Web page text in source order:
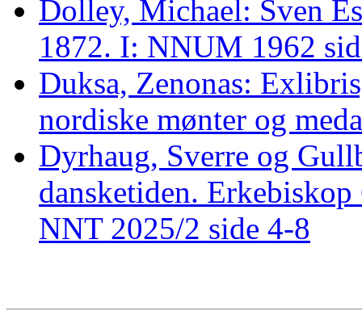
Dolley, Michael: Sven
1872. I: NNUM 1962
Duksa, Zenonas:
nordiske mønter og
Dyrhaug, Sverre og
dansketiden.
NNT 2025/2 side 4-8